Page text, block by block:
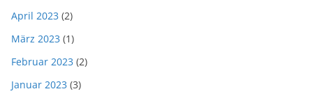
April 2023 (2)
März 2023 (1)
Februar 2023 (2)
Januar 2023 (3)